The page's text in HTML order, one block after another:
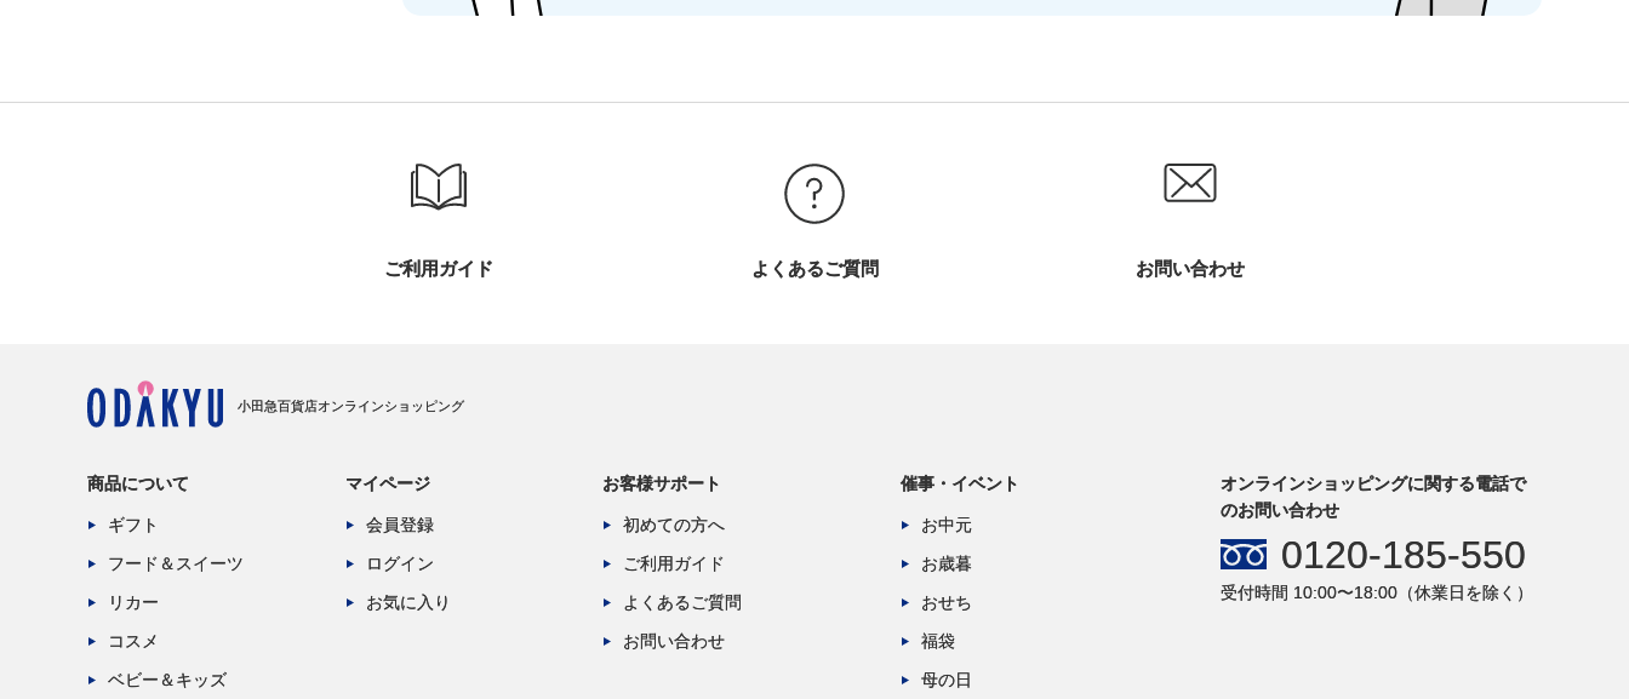
ご利用ガイド よくあるご質問 お問い合わせ
小田急百貨店オンラインショッピング
商品について
ギフト
フード＆スイーツ
リカー
コスメ
ベビー＆キッズ
マイページ
会員登録
ログイン
お気に入り
お客様サポート
初めての方へ
ご利用ガイド
よくあるご質問
お問い合わせ
催事・イベント
お中元
お歳暮
おせち
福袋
母の日
オンラインショッピングに関する電話で
のお問い合わせ
0120-185-550
受付時間 10:00〜18:00（休業日を除く）